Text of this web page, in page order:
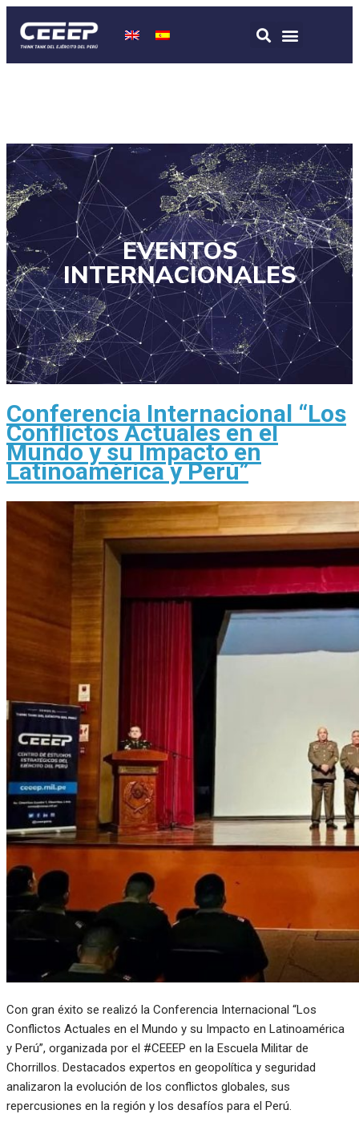
EVENTOS
INTERNACIONALES
Conferencia Internacional “Los
Conflictos Actuales en el
Mundo y su Impacto en
Latinoamérica y Perú”
Con gran éxito se realizó la Conferencia Internacional “Los
Conflictos Actuales en el Mundo y su Impacto en Latinoamérica
y Perú”, organizada por el #CEEEP en la Escuela Militar de
Chorrillos. Destacados expertos en geopolítica y seguridad
analizaron la evolución de los conflictos globales, sus
repercusiones en la región y los desafíos para el Perú.